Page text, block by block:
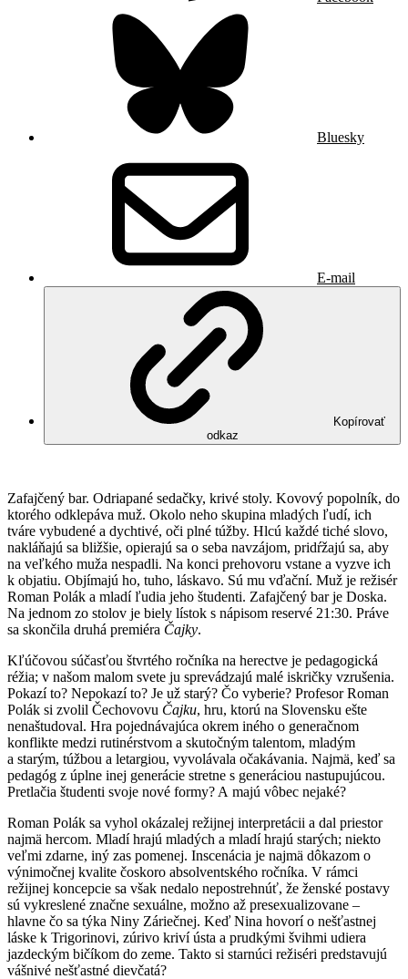
Bluesky
E-mail
Kopírovať
odkaz
Zafajčený bar. Odriapané sedačky, krivé stoly. Kovový popolník, do
ktorého odklepáva muž. Okolo neho skupina mladých ľudí, ich
tváre vybudené a dychtivé, oči plné túžby. Hlcú každé tiché slovo,
nakláňajú sa bližšie, opierajú sa o seba navzájom, pridŕžajú sa, aby
na veľkého muža nespadli. Na konci prehovoru vstane a vyzve ich
k objatiu. Objímajú ho, tuho, láskavo. Sú mu vďační. Muž je režisér
Roman Polák a mladí ľudia jeho študenti. Zafajčený bar je Doska.
Na jednom zo stolov je biely lístok s nápisom reservé 21:30. Práve
sa skončila druhá premiéra Čajky.
Kľúčovou súčasťou štvrtého ročníka na herectve je pedagogická
réžia; v našom malom svete ju sprevádzajú malé iskričky vzrušenia.
Pokazí to? Nepokazí to? Je už starý? Čo vyberie? Profesor Roman
Polák si zvolil Čechovovu Čajku, hru, ktorú na Slovensku ešte
nenaštudoval. Hra pojednávajúca okrem iného o generačnom
konflikte medzi rutinérstvom a skutočným talentom, mladým
a starým, túžbou a letargiou, vyvolávala očakávania. Najmä, keď sa
pedagóg z úplne inej generácie stretne s generáciou nastupujúcou.
Pretlačia študenti svoje nové formy? A majú vôbec nejaké?
Roman Polák sa vyhol okázalej režijnej interpretácii a dal priestor
najmä hercom. Mladí hrajú mladých a mladí hrajú starých; niekto
veľmi zdarne, iný zas pomenej. Inscenácia je najmä dôkazom o
výnimočnej kvalite čoskoro absolventského ročníka. V rámci
režijnej koncepcie sa však nedalo nepostrehnúť, že ženské postavy
sú vykreslené značne sexuálne, možno až presexualizovane –
hlavne čo sa týka Niny Záriečnej. Keď Nina hovorí o nešťastnej
láske k Trigorinovi, zúrivo kriví ústa a prudkými švihmi udiera
jazdeckým bičíkom do zeme. Takto si starnúci režiséri predstavujú
vášnivé nešťastné dievčatá?